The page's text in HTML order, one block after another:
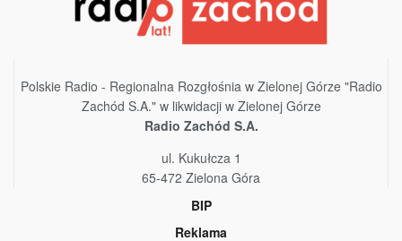
Polskie Radio - Regionalna Rozgłośnia w Zielonej Górze "Radio
Zachód S.A." w likwidacji w Zielonej Górze
Radio Zachód S.A.
ul. Kukułcza 1
65-472 Zielona Góra
BIP
Reklama